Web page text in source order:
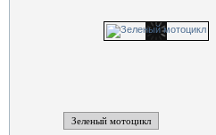
Зеленый мотоцикл